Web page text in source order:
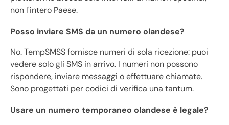
non l'intero Paese.
Posso inviare SMS da un numero olandese?
No. TempSMSS fornisce numeri di sola ricezione: puoi
vedere solo gli SMS in arrivo. I numeri non possono
rispondere, inviare messaggi o effettuare chiamate.
Sono progettati per codici di verifica una tantum.
Usare un numero temporaneo olandese è legale?